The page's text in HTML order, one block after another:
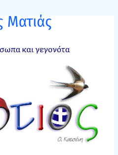
Ματιάς
και γεγονότα